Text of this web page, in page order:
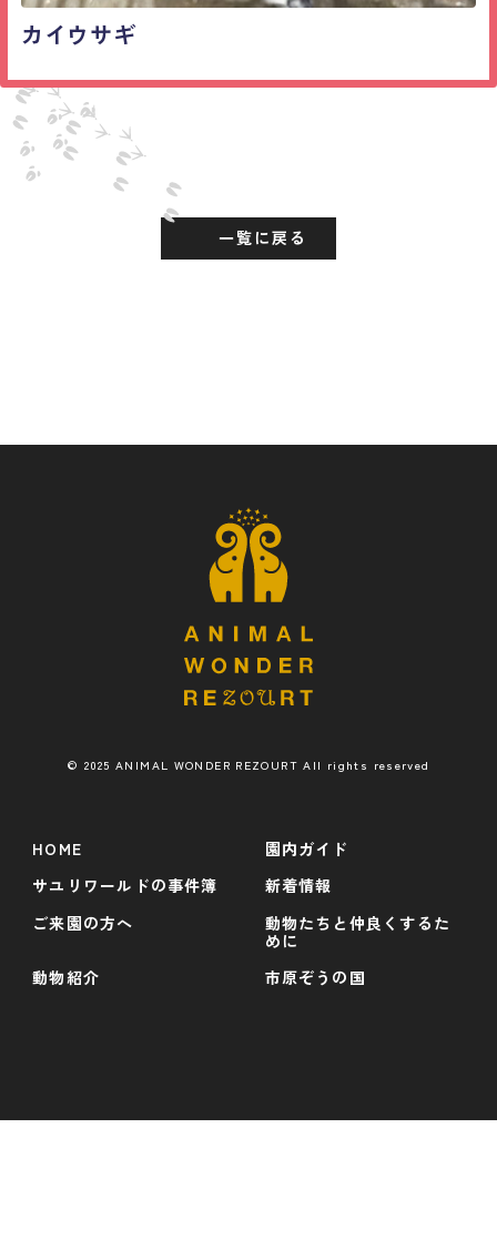
カイウサギ
一覧に戻る
© 2025 ANIMAL WONDER REZOURT All rights reserved
HOME
園内ガイド
サユリワールドの事件簿
新着情報
ご来園の方へ
動物たちと仲良くするた
めに
動物紹介
市原ぞうの国